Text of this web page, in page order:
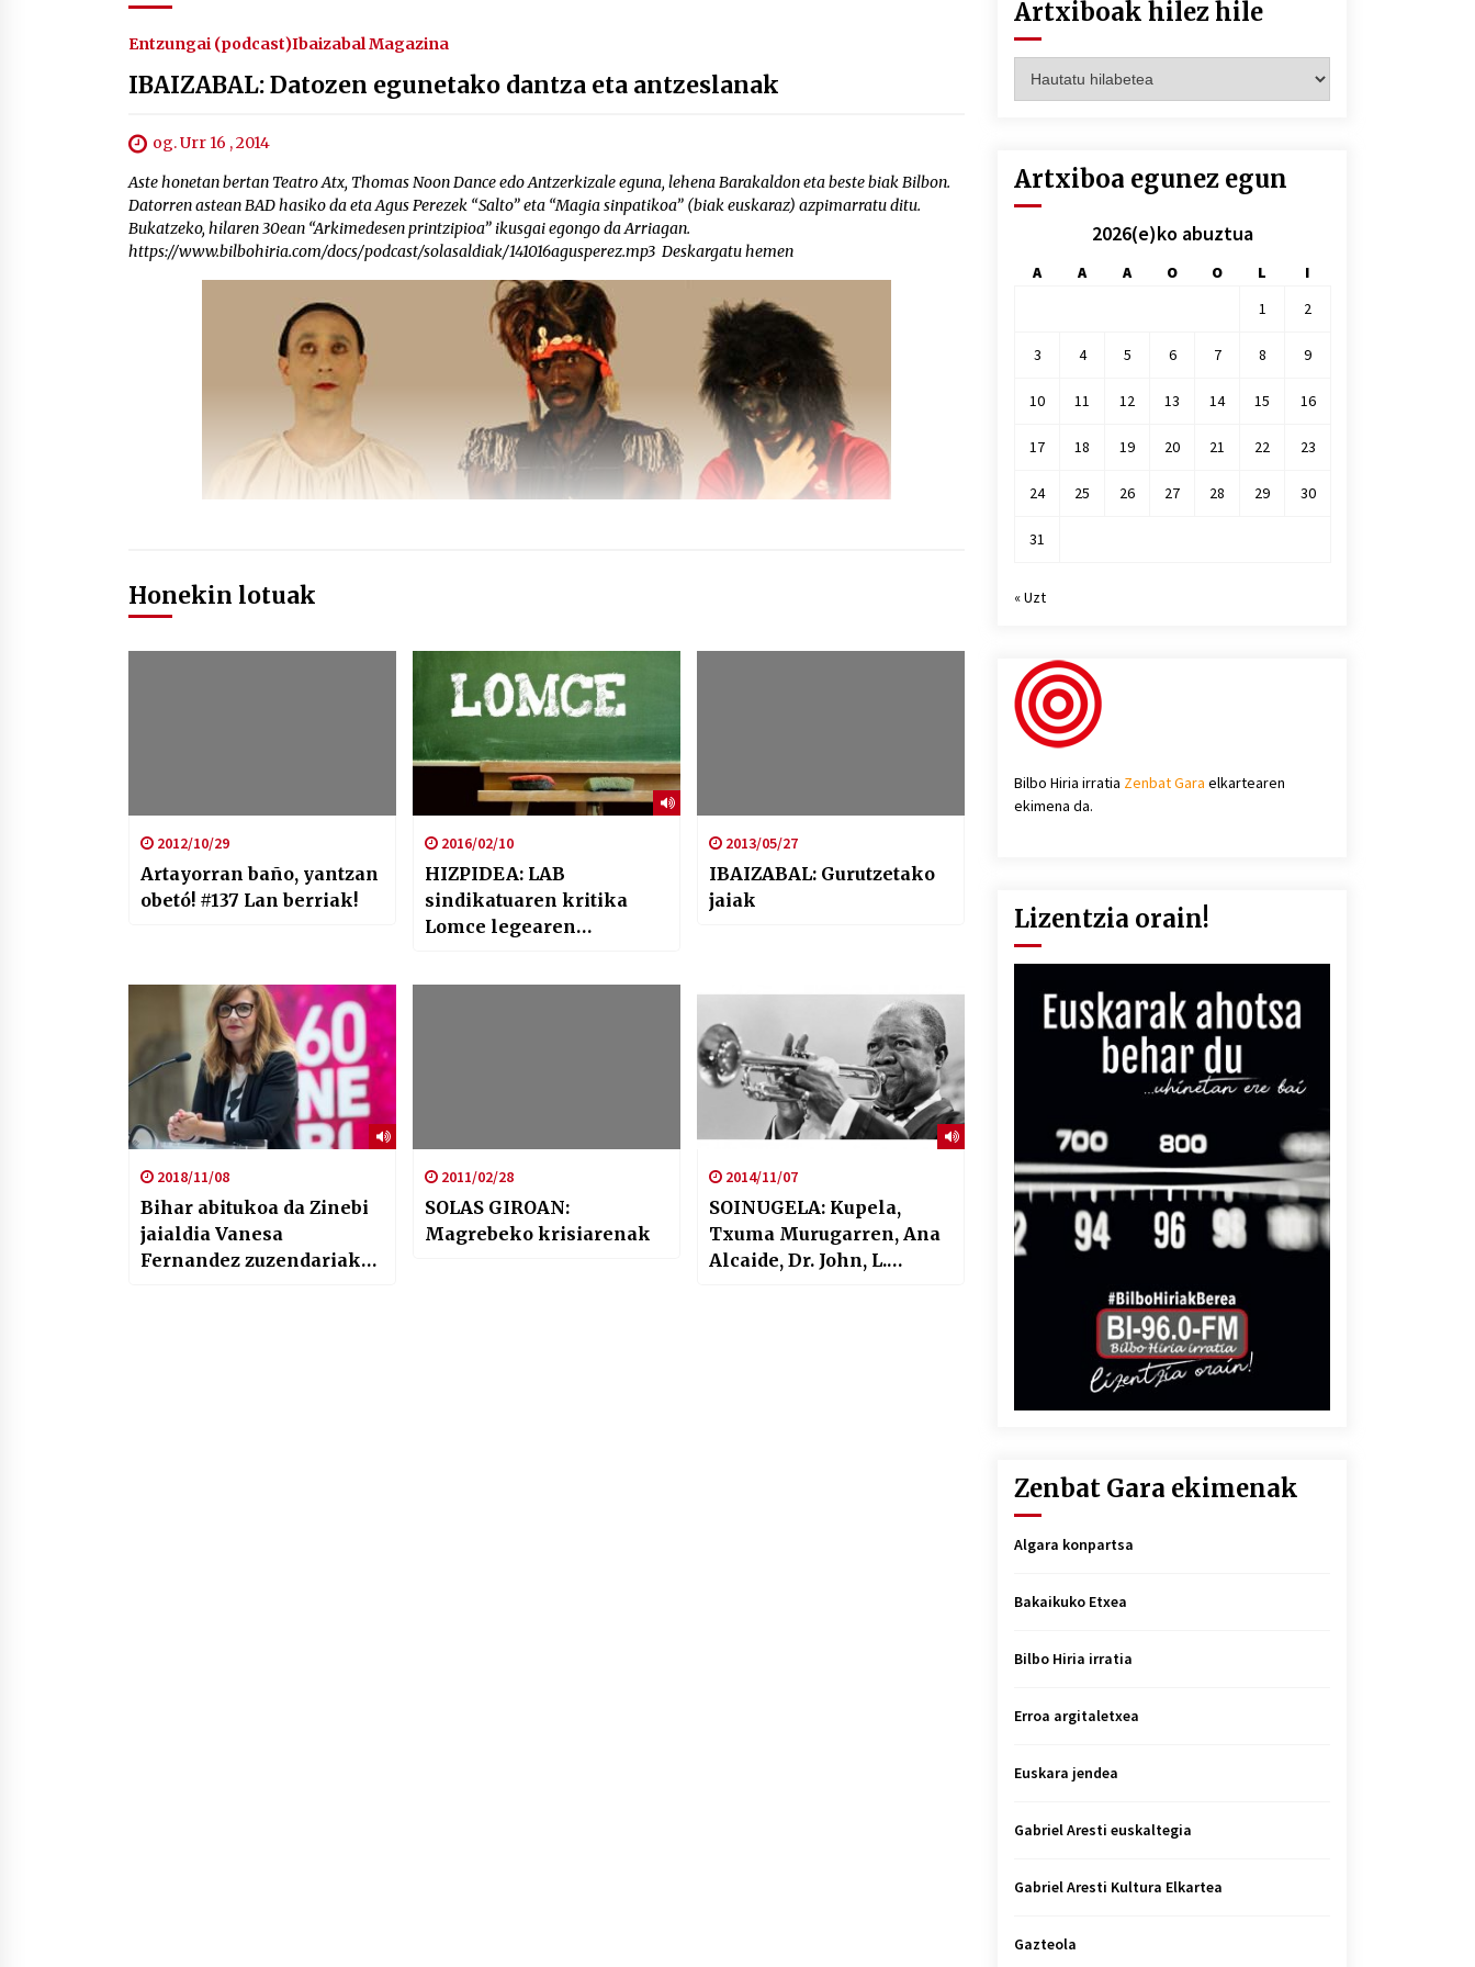
Entzungai (podcast)Ibaizabal Magazina
IBAIZABAL: Datozen egunetako dantza eta antzeslanak
og. Urr 16 , 2014
Aste honetan bertan Teatro Atx, Thomas Noon Dance edo Antzerkizale eguna, lehena Barakaldon eta beste biak Bilbon.
Datorren astean BAD hasiko da eta Agus Perezek “Salto” eta “Magia sinpatikoa” (biak euskaraz) azpimarratu ditu.
Bukatzeko, hilaren 30ean “Arkimedesen printzipioa” ikusgai egongo da Arriagan.
https://www.bilbohiria.com/docs/podcast/solasaldiak/141016agusperez.mp3 Deskargatu hemen
Honekin lotuak
2012/10/29
Artayorran baño, yantzan
obetó! #137 Lan berriak!
2016/02/10
HIZPIDEA: LAB
sindikatuaren kritika
Lomce legearen
2013/05/27
IBAIZABAL: Gurutzetako
jaiak
2018/11/08
Bihar abitukoa da Zinebi
jaialdia Vanesa
Fernandez zuzendariak
2011/02/28
SOLAS GIROAN:
Magrebeko krisiarenak
2014/11/07
SOINUGELA: Kupela,
Txuma Murugarren, Ana
Alcaide, Dr. John, L.
Artxiboak hilez hile
hilez
Artxiboa egunez egun
2026(e)ko abuztua
A A A O O L
I
1
2
3 4 5 6 7 8 9
10 11 12 13 14 15 16
17 18 19 20 21 22 23
24 25 26 27 28 29 30
31
« Uzt
Bilbo Hiria irratia Zenbat Gara elkartearen
ekimena da.
Lizentzia orain!
Zenbat Gara ekimenak
Algara konpartsa
Bakaikuko Etxea
Bilbo Hiria irratia
Erroa argitaletxea
Euskara jendea
Gabriel Aresti euskaltegia
Gabriel Aresti Kultura Elkartea
Gazteola